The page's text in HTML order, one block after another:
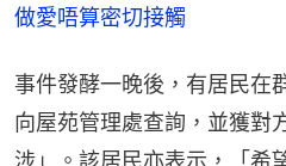
做愛唔算密切接觸
事件發酵一晚後，有居民在
向屋苑管理處查詢，並獲對
涉」。該居民亦表示，「希